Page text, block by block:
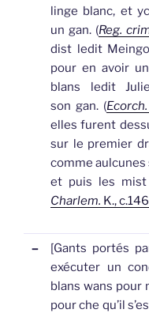
linge blanc, et
ungan. (Reg.
dist ledit
pour en avoir
blans ledit
songan. (
elles furent
sur le premier
comme
et puis les
Charlem. K.,
–
[Gants portés
exécuter un
blans wans pour
pour che qu’il